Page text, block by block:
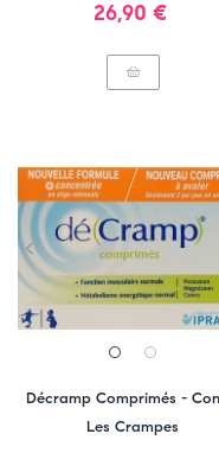
Prix
26,90 €
Décramp Comprimés -
Les Crampes